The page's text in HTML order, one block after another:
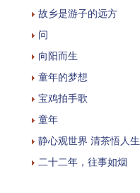
故乡是游子的远方
问
向阳而生
童年的梦想
宝鸡拍手歌
童年
静心观世界 清茶悟人生
二十二年，往事如烟